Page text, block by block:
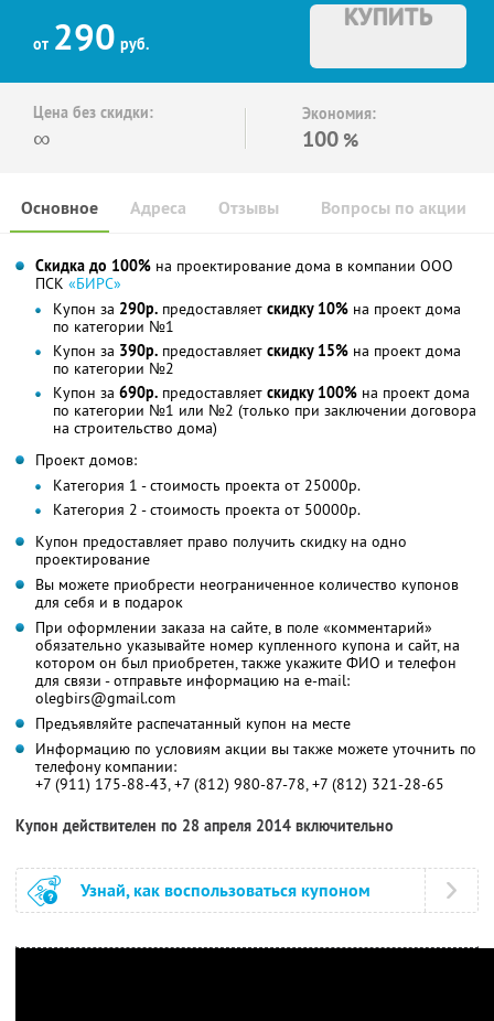
от 290 руб.
КУПИТЬ
Цена без скидки:
∞
Экономия:
100 %
Основное Отзывы Вопросы по акции
Адреса
Скидка до 100% на проектирование дома в компании ООО
ПСК «БИРС»
Купон за 290р. предоставляет скидку 10% на проект дома
по категории №1
Купон за 390р. предоставляет скидку 15% на проект дома
по категории №2
Купон за 690р. предоставляет скидку 100% на проект дома
по категории №1 или №2 (только при заключении договора
на строительство дома)
Проект домов:
Категория 1 - стоимость проекта от 25000р.
Категория 2 - стоимость проекта от 50000р.
Купон предоставляет право получить скидку на одно
проектирование
Вы можете приобрести неограниченное количество купонов
для себя и в подарок
При оформлении заказа на сайте, в поле «комментарий»
обязательно указывайте номер купленного купона и сайт, на
котором он был приобретен, также укажите ФИО и телефон
для связи - отправьте информацию на e-mail:
olegbirs@gmail.com
Предъявляйте распечатанный купон на месте
Информацию по условиям акции вы также можете уточнить по
телефону компании:
+7 (911) 175-88-43, +7 (812) 980-87-78, +7 (812) 321-28-65
Купон действителен по 28 апреля 2014 включительно
Узнай, как воспользоваться купоном